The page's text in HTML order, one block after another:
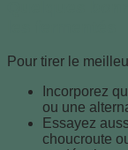
Pour tirer le
Incorporez
ou une
Essayez
choucroute